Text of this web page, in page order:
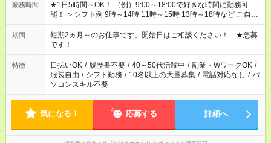
勤務時間
★1日5時間～OK！ （例）9:00～18:00で好きな時間に勤務可
能！ ＞シフト例 9時～14時 11時～15時 13時～18時など ご自身
のご都合に合わせて勤務時間をご相談ください！ ★家庭の都合
でお休みや時間の調整が必要な場合も遠慮なくご相談くださ
い。
期間
短期2ヵ月～のお仕事です。開始日はご相談ください！ ★急募
です！
特徴 日払いOK / 履歴書不要 / 40～50代活躍中 / 副業・WワークOK /
服装自由 / シフト勤務 / 10名以上の大量募集 / 電話対応なし / パ
ソコンスキル不要
気になる！ 応募する 詳細へ